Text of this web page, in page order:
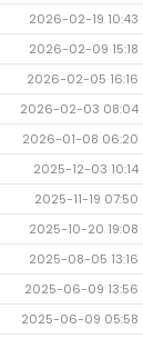
2026-02-19 10:43
2026-02-09 15:18
2026-02-05 16:16
2026-02-03 08:04
2026-01-08 06:20
2025-12-03 10:14
2025-11-19 07:50
2025-10-20 19:08
2025-08-05 13:16
2025-06-09 13:56
2025-06-09 05:58